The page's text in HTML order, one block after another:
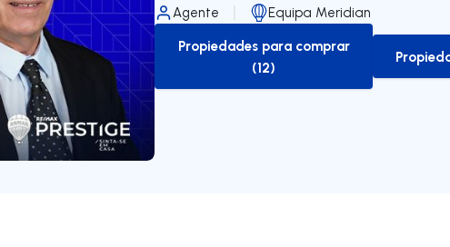
Agente
Equipa Meridian
to-buy-listing
Propiedades para comprar
(12)